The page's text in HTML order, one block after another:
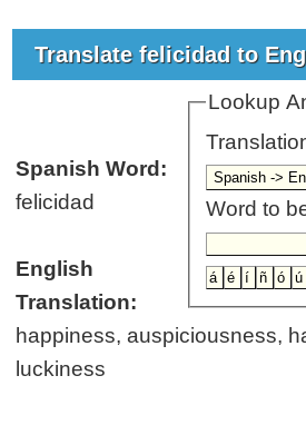
Translate felicidad to
Lookup
Word to
Spanish Word:
felicidad
English
Translation:
happiness, auspiciousness,
luckiness